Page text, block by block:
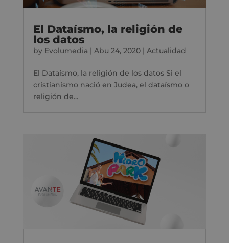
El Dataísmo, la religión de
los datos
by Evolumedia | Abu 24, 2020| Actualidad
El Dataísmo, la religión de los datos Si el
cristianismo nació en Judea, el dataísmo o
religión de...